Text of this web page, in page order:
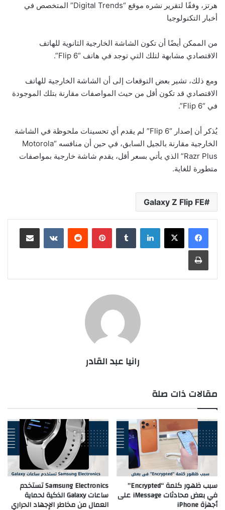
هرتز، وفقًا لتقرير نشره موقع “Digital Trends” المتخصص في
أخبار التكنولوجيا
من الممكن أيضًا أن تكون الشاشة الخارجية الثانوية للهاتف
الاقتصادي مشابهة لتلك التي توجد في هاتف “Flip 6”.
ومع ذلك، تشير بعض التوقعات إلى أن الشاشة الخارجية للهاتف
الاقتصادي قد تكون أقل من حيث المواصفات مقارنة بتلك الموجودة
في “Flip 6”.
يُذكر أن إصدار “Flip 6” لم يقدم أي تحسينات ملحوظة في الشاشة
الخارجية مقارنة بالجيل السابق، في حين أن منافسه “Motorola
Razr Plus” الذي يأتي بسعر أقل، يقدم شاشة خارجية بمواصفات
متطورة للغاية.
Galaxy Z Flip FE
لينكدإن بينتيريست مشاركة عبر البريد
طباعة
رانيا عبد القادر
مقالات ذات صلة
سبب ظهور كلمة “Encrypted”
في بعض محادثات iMessage على
أجهزة iPhone
Samsung Electronics تستخدم
ساعات Galaxy الذكية لحماية
العمال من مخاطر الإجهاد الحراري